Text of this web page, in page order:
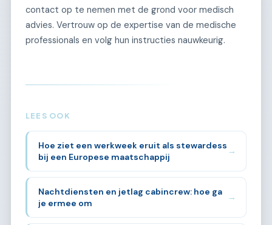
contact op te nemen met de grond voor medisch
advies. Vertrouw op de expertise van de medische
professionals en volg hun instructies nauwkeurig.
LEES OOK
Hoe ziet een werkweek eruit als stewardess
bij een Europese maatschappij
→
Nachtdiensten en jetlag cabincrew: hoe ga
je ermee om
→